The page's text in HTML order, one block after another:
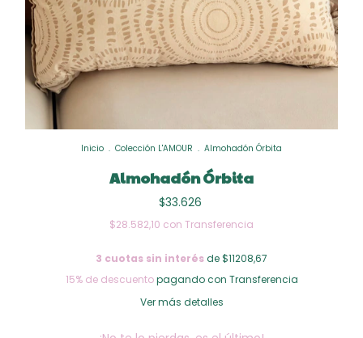
Inicio . Colección L'AMOUR . Almohadón Órbita
Almohadón Órbita
$33.626
$28.582,10 con Transferencia
3 cuotas sin interésde $11208,67
15% de descuentopagando con Transferencia
Ver más detalles